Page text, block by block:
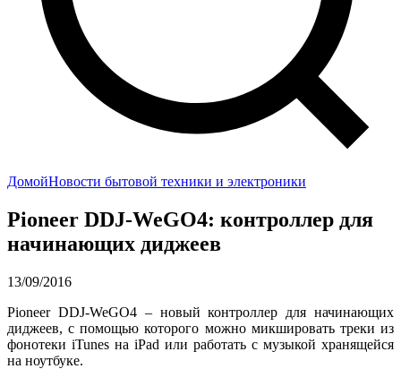
ДомойНовости бытовой техники и электроники
Pioneer DDJ-WeGO4: контроллер для
начинающих диджеев
13/09/2016
Pioneer DDJ-WeGO4 – новый контроллер для начинающих
диджеев, с помощью которого можно микшировать треки из
фонотеки iTunes на iPad или работать с музыкой хранящейся
на ноутбуке.